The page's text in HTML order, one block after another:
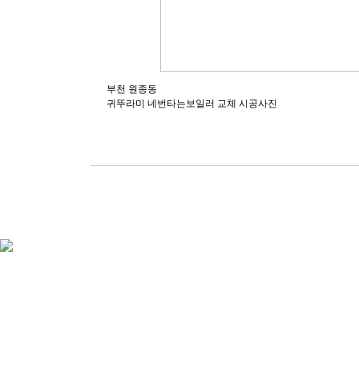
부천 원종동
귀뚜라미 네번타는보일러 교체 시공사진